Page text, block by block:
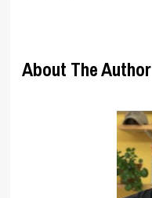
About The Author